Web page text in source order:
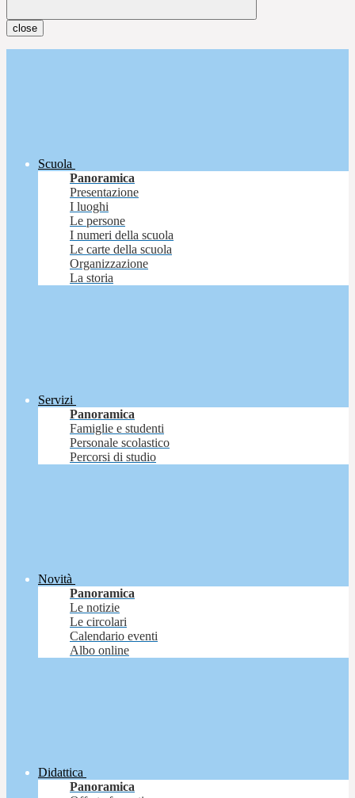
close
Scuola
Panoramica
Presentazione
I luoghi
Le persone
I numeri della scuola
Le carte della scuola
Organizzazione
La storia
Servizi
Panoramica
Famiglie e studenti
Personale scolastico
Percorsi di studio
Novità
Panoramica
Le notizie
Le circolari
Calendario eventi
Albo online
Didattica
Panoramica